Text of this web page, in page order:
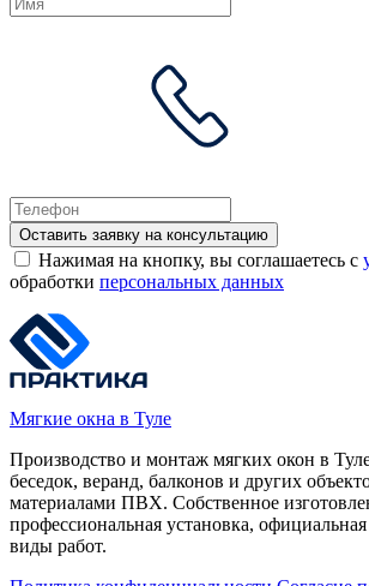
Оставить заявку на консультацию
Нажимая на кнопку, вы соглашаетесь с
обработки персональных данных
Мягкие окна в Туле
Производство и монтаж мягких окон в
беседок, веранд, балконов и других
материалами ПВХ. Собственное
профессиональная установка,
виды работ.